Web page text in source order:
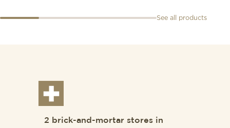
See all products
2 brick-and-mortar stores in